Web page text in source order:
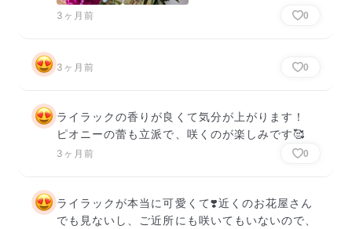
3ヶ月前 0
3ヶ月前 0
ライラックの香りが良くて気分が上がります！
ピオニーの蕾も立派で、咲くのが楽しみです🥰
3ヶ月前 0
ライラックが本当に可愛くて❣️近くのお花屋さん
でも見ないし、ご近所にも咲いてもいないので、